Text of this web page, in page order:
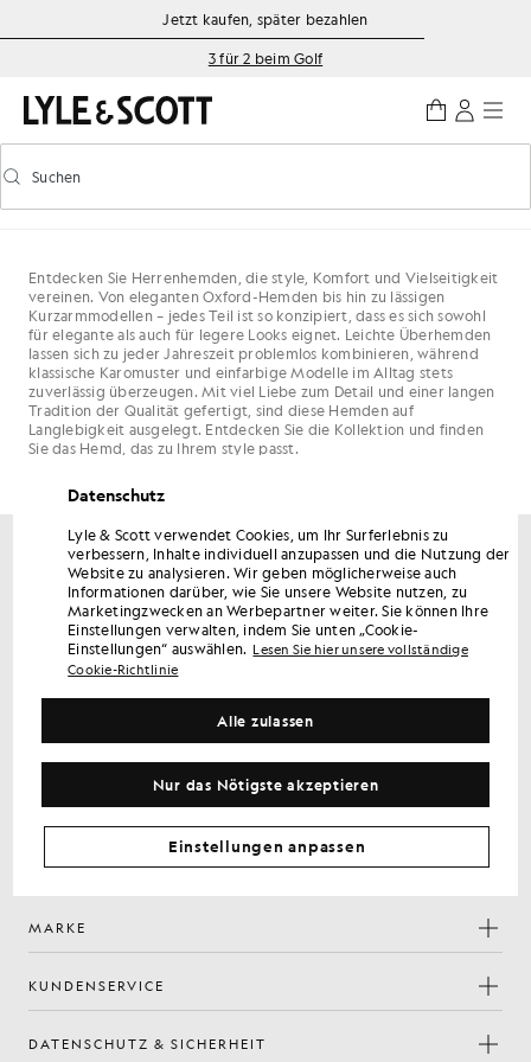
Zum Hauptinhalt springen
Informationen zur Barrierefreiheit
Jetzt kaufen, später bezahlen
3 für 2 beim Golf
Vorausschauende Suche ein-/ausschalten
Suchen
Entdecken Sie Herrenhemden, die style, Komfort und Vielseitigkeit
vereinen. Von eleganten Oxford-Hemden bis hin zu lässigen
Kurzarmmodellen – jedes Teil ist so konzipiert, dass es sich sowohl
für elegante als auch für legere Looks eignet. Leichte Überhemden
lassen sich zu jeder Jahreszeit problemlos kombinieren, während
klassische Karomuster und einfarbige Modelle im Alltag stets
zuverlässig überzeugen. Mit viel Liebe zum Detail und einer langen
Tradition der Qualität gefertigt, sind diese Hemden auf
Langlebigkeit ausgelegt. Entdecken Sie die Kollektion und finden
Sie das Hemd, das zu Ihrem style passt.
Erhalten Sie 15 % Rabatt auf Ihre erste Bestellung
Melden Sie sich an, um exklusive Angebote für Mitglieder,
Vorabzugang und Prämien zu erhalten.
Mit Ihrer Anmeldung bestätigen Sie, dass Sie unsere
Datenschutzerklärunggelesen haben und ihr zustimmen.
Cookie-Einstellungen
Facebook
Instagram
YouTube
TikTok
MARKE
KUNDENSERVICE
DATENSCHUTZ & SICHERHEIT
Datenschutz
Lyle & Scott verwendet Cookies, um Ihr Surferlebnis zu
verbessern, Inhalte individuell anzupassen und die Nutzung der
Website zu analysieren. Wir geben möglicherweise auch
Informationen darüber, wie Sie unsere Website nutzen, zu
Marketingzwecken an Werbepartner weiter. Sie können Ihre
Einstellungen verwalten, indem Sie unten „Cookie-
Einstellungen“ auswählen. Lesen Sie hier unsere vollständige
Cookie-Richtlinie
Nur das Nötigste akzeptieren
Alle zulassen
Einstellungen anpassen